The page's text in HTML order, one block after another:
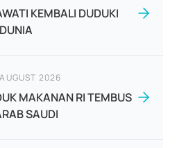
KEMBALI DUDUKI
2026
MAKANAN RI TEMBUS
SAUDI